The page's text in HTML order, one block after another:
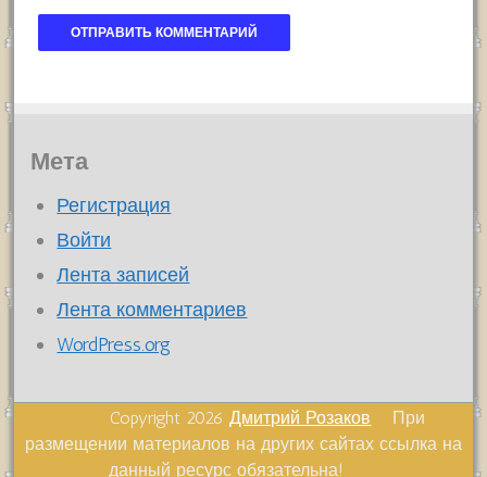
Мета
Регистрация
Войти
Лента записей
Лента комментариев
WordPress.org
Copyright 2026Дмитрий Розаков При
размещении материалов на других сайтах ссылка на
данный ресурс обязательна!